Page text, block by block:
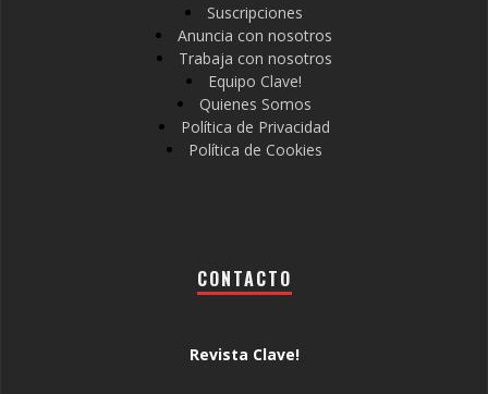
Suscripciones
Anuncia con nosotros
Trabaja con nosotros
Equipo Clave!
Quienes Somos
Política de Privacidad
Política de Cookies
CONTACTO
Revista Clave!